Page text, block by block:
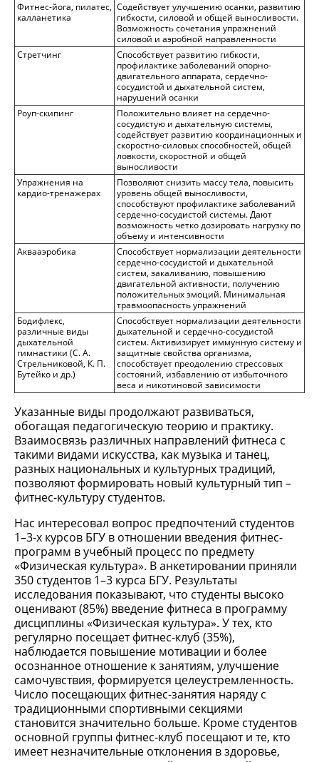
Фитнес-йога, пилатес,
калланетика
Содействует улучшению осанки, развитию
гибкости, силовой и общей выносливости.
Возможность сочетания упражнений
силовой и аэробной направленности
Стретчинг
Способствует развитию гибкости,
профилактике заболеваний опорно-
двигательного аппарата, сердечно-
сосудистой и дыхательной систем,
нарушений осанки
Pоуп-скипинг
Положительно влияет на сердечно-
сосудистую и дыхательную системы,
содействует развитию координационных и
скоростно-силовых способностей, общей
ловкости, скоростной и общей
выносливости
Упражнения на
кардио-тренажерах
Позволяют снизить массу тела, повысить
уровень общей выносливости,
способствуют профилактике заболеваний
сердечно-сосудистой системы. Дают
возможность четко дозировать нагрузку по
объему и интенсивности
Аквааэробика
Способствует нормализации деятельности
сердечно-сосудистой и дыхательной
систем, закаливанию, повышению
двигательной активности, получению
положительных эмоций. Минимальная
травмоопасность упражнений
Бодифлекс,
различные виды
дыхательной
гимнастики (С. А.
Стрельниковой, К. П.
Бутейко и др.)
Способствует нормализации деятельности
дыхательной и сердечно-сосудистой
систем. Активизирует иммунную систему и
защитные свойства организма,
способствует преодолению стрессовых
состояний, избавлению от избыточного
веса и никотиновой зависимости
Указанные виды продолжают развиваться,
обогащая педагогическую теорию и практику.
Взаимосвязь различных направлений фитнеса с
такими видами искусства, как музыка и танец,
разных национальных и культурных традиций,
позволяют формировать новый культурный тип –
фитнес-культуру студентов.
Нас интересовал вопрос предпочтений студентов
1–3-х курсов БГУ в отношении введения фитнес-
программ в учебный процесс по предмету
«Физическая культура». В анкетировании приняли
350 студентов 1–3 курса БГУ. Результаты
исследования показывают, что студенты высоко
оценивают (85%) введение фитнеса в программу
дисциплины «Физическая культура». У тех, кто
регулярно посещает фитнес-клуб (35%),
наблюдается повышение мотивации и более
осознанное отношение к занятиям, улучшение
самочувствия, формируется целеустремленность.
Число посещающих фитнес-занятия наряду с
традиционными спортивными секциями
становится значительно больше. Кроме студентов
основной группы фитнес-клуб посещают и те, кто
имеет незначительные отклонения в здоровье,